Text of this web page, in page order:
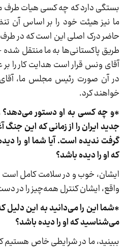
بستگی دارد که چه کسی هیات طرف
ما نیز هیئت خود را بر اساس آن
حاضر درک اصلی این است که در
طریق پاکستانی‌ها به ما منتقل
آقای ونس قرار است هدایت کار را
در آن صورت رئیس مجلس ما، آقای
خواهند کرد.
*و چه کسی به او دستور می‌دهد؟
جدید ایران را از زمانی که این
گرفت ندیده است. آیا شما او را
که او را دیده باشد؟
ایشان، خوب و در سلامت کامل است
واقع، ایشان کنترل همه‌چیز را در
*شما این را می‌دانید به این دلیل
می‌شناسید که او را دیده باشد؟
ببینید، ما در شرایطی خاص هستیم